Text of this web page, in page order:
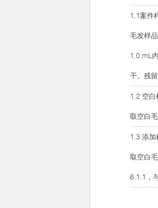
1.1案件
毛发样
1.0 mL
干。残
1.2 空白
取空白
1.3 添加
取空白
6.1.1，